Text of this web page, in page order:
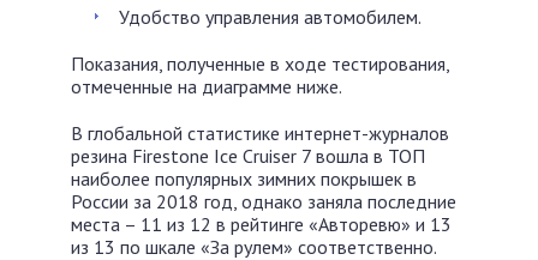
Удобство управления автомобилем.
Показания, полученные в ходе тестирования,
отмеченные на диаграмме ниже.
В глобальной статистике интернет-журналов
резина Firestone Ice Cruiser 7 вошла в ТОП
наиболее популярных зимних покрышек в
России за 2018 год, однако заняла последние
места – 11 из 12 в рейтинге «Авторевю» и 13
из 13 по шкале «За рулем» соответственно.